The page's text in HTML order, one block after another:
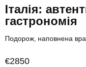
Італія:
гастрономія
Подорож, наповнена
€2850